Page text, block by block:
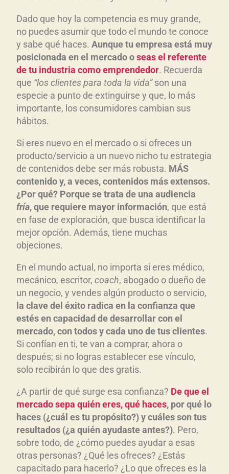
Dado que hoy la competencia es muy grande,
no puedes asumir que todo el mundo te conoce
y sabe qué haces. Aunque tu empresa está muy
posicionada en el mercado oseas el referente
de tu industria como emprendedor. Recuerda
que “los clientes para toda la vida”son una
especie a punto de extinguirse y que, lo más
importante, los consumidores cambian sus
hábitos.
Si eres nuevo en el mercado o si ofreces un
producto/servicio a un nuevo nicho tu estrategia
de contenidos debe ser más robusta. MÁS
contenido y, a veces, contenidos más extensos.
¿Por qué? Porque se trata de una audiencia
fría, que requiere mayor información, que está
en fase de exploración, que busca identificar la
mejor opción. Además, tiene muchas
objeciones.
En el mundo actual, no importa si eres médico,
mecánico, escritor, coach, abogado o dueño de
un negocio, y vendes algún producto o servicio,
la clave del éxito radica en la confianza que
estés en capacidad de desarrollar con el
mercado, con todos y cada uno de tus clientes.
Si confían en ti, te van a comprar, ahora o
después; si no logras establecer ese vínculo,
solo recibirán lo que des gratis.
¿A partir de qué surge esa confianza? De que el
mercado sepa quién eres, qué haces, por qué lo
haces (¿cuál es tu propósito?) y cuáles son tus
resultados (¿a quién ayudaste antes?). Pero,
sobre todo, de ¿cómo puedes ayudar a esas
otras personas? ¿Qué les ofreces? ¿Estás
capacitado para hacerlo? ¿Lo que ofreces es la